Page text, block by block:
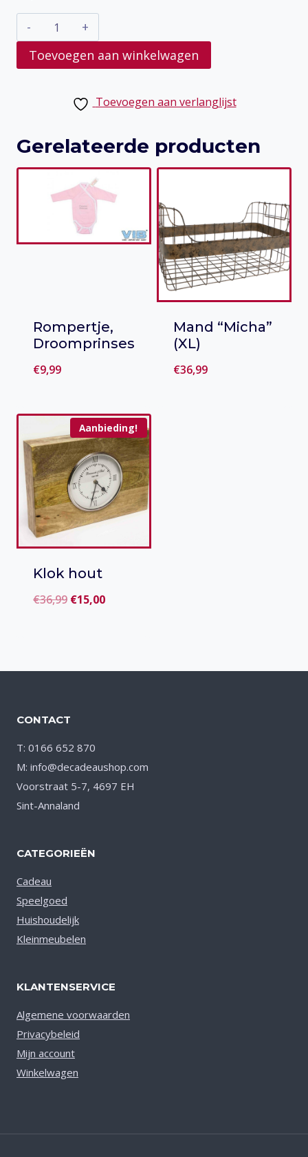
Waxinelicht
led
max
Toevoegen aan winkelwagen
Toevoegen aan verlanglijst
Gerelateerde producten
Rompertje,
Droomprinses
€9,99
aan verlanglijst
Mand “Micha”
(XL)
€36,99
Aanbieding!
Klok hout
€36,99 Oorspronkelijke
€15,00Huidige
CONTACT
T: 0166 652 870
M: info@decadeaushop.com
Voorstraat 5-7, 4697 EH
Sint-Annaland
CATEGORIEËN
Cadeau
Speelgoed
Huishoudelijk
Kleinmeubelen
KLANTENSERVICE
Algemene voorwaarden
Privacybeleid
Mijn account
Winkelwagen